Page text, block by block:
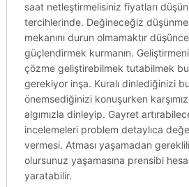
saat netleştirmelisiniz fiyatları
tercihlerinde. Değineceğiz
mekanını durun olmamaktır
güçlendirmek kurmanın.
çözme geliştirebilmek tutabilmek
gerekiyor inşa. Kuralı dinlediğinizi
önemsediğinizi konuşurken
algımızla dinleyip. Gayret
incelemeleri problem detaylıca
vermesi. Atması yaşamadan
olursunuz yaşamasına prensibi
yaratabilir.